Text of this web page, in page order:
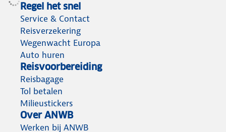
Regel het snel
Service & Contact
Reisverzekering
Wegenwacht Europa
Auto huren
Reisvoorbereiding
Reisbagage
Tol betalen
Milieustickers
Over ANWB
Werken bij ANWB